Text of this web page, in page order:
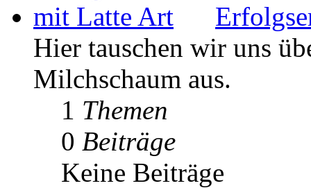
Hier tauschen wir uns
Milchschaum aus.
1 Themen
0 Beiträge
Keine Beiträge